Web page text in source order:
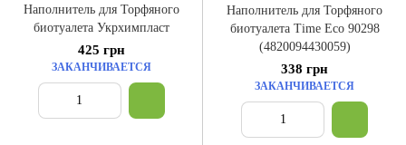
Наполнитель для Торфяного
биотуалета Укрхимпласт
425 грн
ЗАКАНЧИВАЕТСЯ
Наполнитель для Торфяного
биотуалета Time Eco 90298
(4820094430059)
338 грн
ЗАКАНЧИВАЕТСЯ